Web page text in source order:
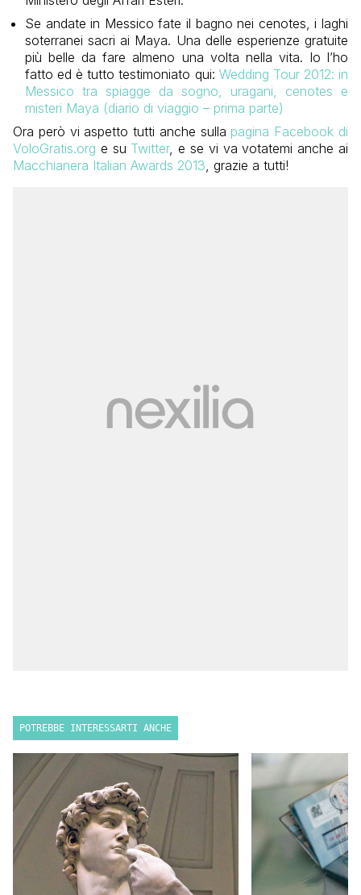
Se andate in Messico fate il bagno nei cenotes, i laghi
soterranei sacri ai Maya. Una delle esperienze gratuite
più belle da fare almeno una volta nella vita. Io l’ho
fatto ed è tutto testimoniato qui: Wedding Tour 2012: in
Messico tra spiagge da sogno, uragani, cenotes e
misteri Maya (diario di viaggio – prima parte)
Ora però vi aspetto tutti anche sulla pagina Facebook di
VoloGratis.org e su Twitter, e se vi va votatemi anche ai
Macchianera Italian Awards 2013, grazie a tutti!
POTREBBE INTERESSARTI ANCHE